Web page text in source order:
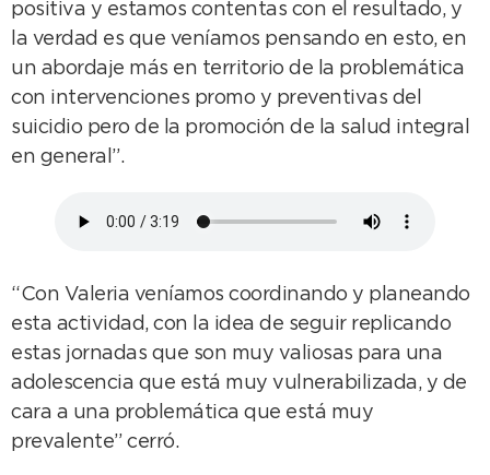
positiva y estamos contentas con el resultado, y
la verdad es que veníamos pensando en esto, en
un abordaje más en territorio de la problemática
con intervenciones promo y preventivas del
suicidio pero de la promoción de la salud integral
en general”.
“Con Valeria veníamos coordinando y planeando
esta actividad, con la idea de seguir replicando
estas jornadas que son muy valiosas para una
adolescencia que está muy vulnerabilizada, y de
cara a una problemática que está muy
prevalente” cerró.